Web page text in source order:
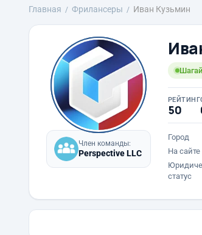
Главная Фрилансеры Иван Кузьмин
Член команды:
Perspective LLC
РЕЙТИНГ
50
Город
На сайте
статус